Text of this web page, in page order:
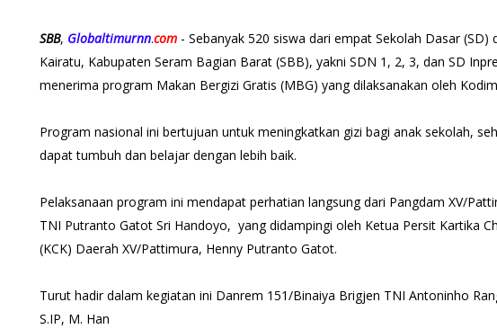
SBB, Globaltimurnn.com - Sebanyak 520 siswa dari empat Sekolah Dasar (SD)
Kairatu, Kabupaten Seram Bagian Barat (SBB), yakni SDN 1, 2, 3, dan SD
menerima program Makan Bergizi Gratis (MBG) yang dilaksanakan oleh
Program nasional ini bertujuan untuk meningkatkan gizi bagi anak sekolah,
dapat tumbuh dan belajar dengan lebih baik.
Pelaksanaan program ini mendapat perhatian langsung dari Pangdam XV/
TNI Putranto Gatot Sri Handoyo, yang didampingi oleh Ketua Persit Kartika
(KCK) Daerah XV/Pattimura, Henny Putranto Gatot.
Turut hadir dalam kegiatan ini Danrem 151/Binaiya Brigjen TNI Antoninho
S.IP, M. Han